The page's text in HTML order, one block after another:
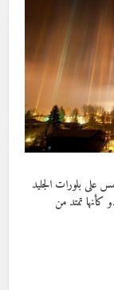
على بلورات الجليد
كأنها تمتد من